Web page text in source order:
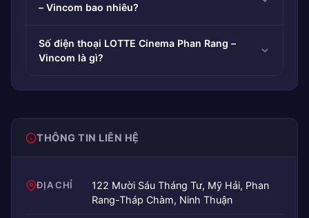
– Vincom bao nhiêu?
Số điện thoại LOTTE Cinema Phan Rang –
Vincom là gì?
THÔNG TIN LIÊN HỆ
ĐỊA CHỈ
122 Mười Sáu Tháng Tư, Mỹ Hải, Phan
Rang-Tháp Chàm, Ninh Thuận